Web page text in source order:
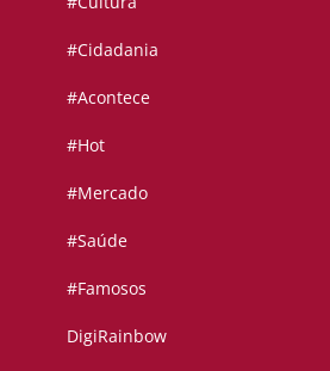
#Cidadania
#Acontece
#Hot
#Mercado
#Saúde
#Famosos
DigiRainbow